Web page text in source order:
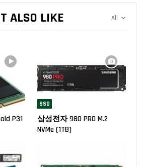
All
ALSO LIKE
P31
SSD
삼성전자 980 PRO M.2
NVMe (1TB)